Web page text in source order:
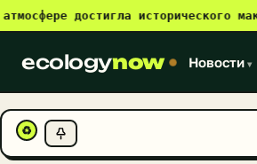
достигла исторического
ecologynow Новости ▾
♻